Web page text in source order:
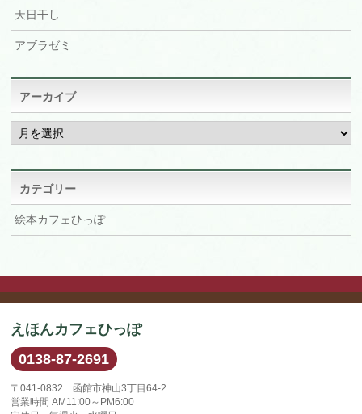
天日干し
アブラゼミ
アーカイブ
ア
ー
カ
カテゴリー
絵本カフェひっぽ
えほんカフェひっぽ
0138-87-2691
〒041-0832 函館市神山3丁目64-2
営業時間 AM11:00～PM6:00